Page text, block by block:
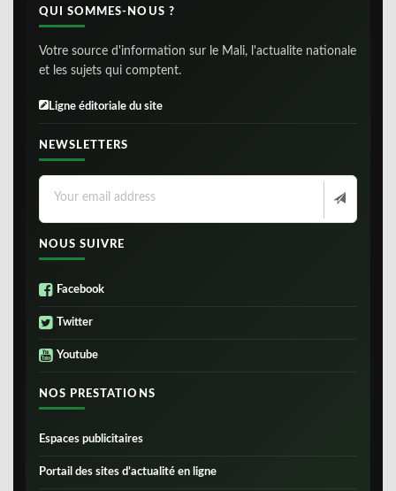
QUI SOMMES-NOUS ?
Votre source d'information sur le Mali, l'actualite nationale
et les sujets qui comptent.
Ligne éditoriale du site
NEWSLETTERS
NOUS SUIVRE
Facebook
Twitter
Youtube
NOS PRESTATIONS
Espaces publicitaires
Portail des sites d’actualité en ligne